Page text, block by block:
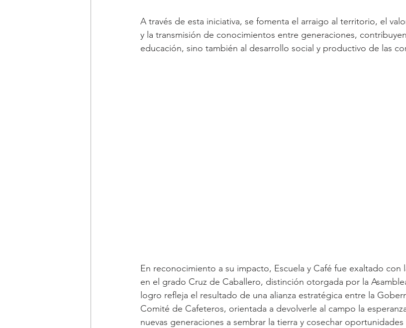
A través de esta iniciativa, se fomenta el arraigo al territorio, el
y la transmisión de conocimientos entre generaciones,
educación, sino también al desarrollo social y productivo de las
En reconocimiento a su impacto, Escuela y Café fue exaltado con
en el grado Cruz de Caballero, distinción otorgada por la
logro refleja el resultado de una alianza estratégica entre la
Comité de Cafeteros, orientada a devolverle al campo la
nuevas generaciones a sembrar la tierra y cosechar